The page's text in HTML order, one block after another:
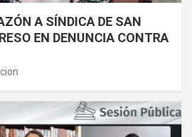
A SÍNDICA DE SAN
EN DENUNCIA CONTRA